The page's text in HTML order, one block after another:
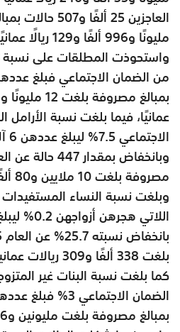
مليونًا و996 ألفًا و129 ريالًا عمانيًا.
عمانيًا، فيما بلغت نسبة
وبانخفاض
مصروفة بلغت 10 ملايين و80 ألفًا و785 ريالًا عمانيًا.
وبلغت نسبة النساء
بلغت 338 ألفًا و309 ريالات عمانية.
كما بلغت نسبة البنات غير